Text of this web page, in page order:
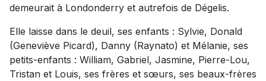
demeurait à Londonderry et autrefois de Dégelis.
Elle laisse dans le deuil, ses enfants : Sylvie, Donald
(Geneviève Picard), Danny (Raynato) et Mélanie, ses
petits-enfants : William, Gabriel, Jasmine, Pierre-Lou,
Tristan et Louis, ses frères et sœurs, ses beaux-frères